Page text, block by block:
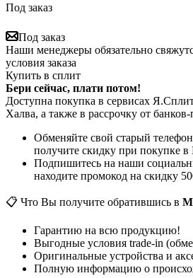
Под заказ
Под заказ
Наши менеджеры обязательно
условия заказа
Купить в сплит
Бери сейчас, плати потом!
Доступна покупка в сервисах
Халва, а также в рассрочку от банков-
Обменяйте свой старый
получите скидку при покупке
Подпишитесь на наши
находите промокод на скидку
📋 Что Вы получите обратившись в
Гарантию на всю продукцию!
Выгодные условия trade-in
Оригинальные устройства и
Полную информацию о